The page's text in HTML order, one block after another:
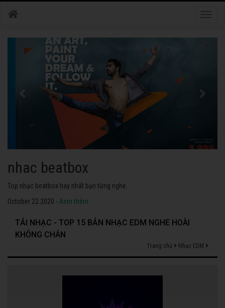
nhac dance
Những bài nhạc dance tuyển chọn 2020 hay nhất.
October 22 2020 - Xem thêm
TẢI NHẠC - TOP 15 BẢN NHẠC EDM NGHE HOÀI
KHÔNG CHÁN
Trang chủ Nhạc EDM